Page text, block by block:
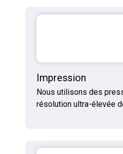
Impression
Nous utilisons des
résolution ultra-élevée